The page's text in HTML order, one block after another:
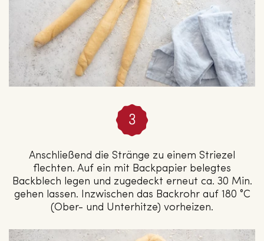
Anschließend die Stränge zu einem Striezel
flechten. Auf ein mit Backpapier belegtes
Backblech legen und zugedeckt erneut ca. 30 Min.
gehen lassen. Inzwischen das Backrohr auf 180 °C
(Ober- und Unterhitze) vorheizen.